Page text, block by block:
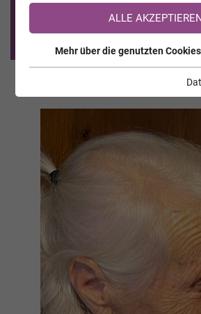
Sie sind noch nicht auf
>> zur kostenlosen
ALLE
Mehr über die genutzten